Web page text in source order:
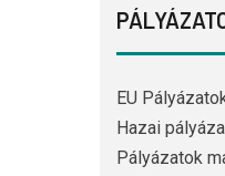
EU
Hazai
Pályázatok